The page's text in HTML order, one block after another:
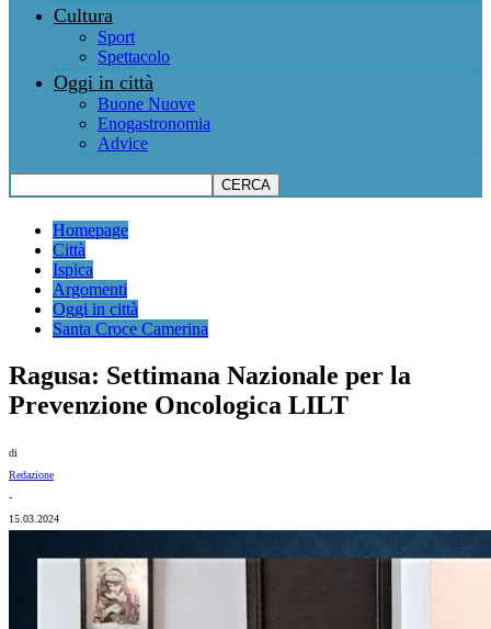
Cultura
Sport
Spettacolo
Oggi in città
Buone Nuove
Enogastronomia
Advice
Homepage
Città
Ispica
Argomenti
Oggi in città
Santa Croce Camerina
Ragusa: Settimana Nazionale per la
Prevenzione Oncologica LILT
di
Redazione
-
15.03.2024